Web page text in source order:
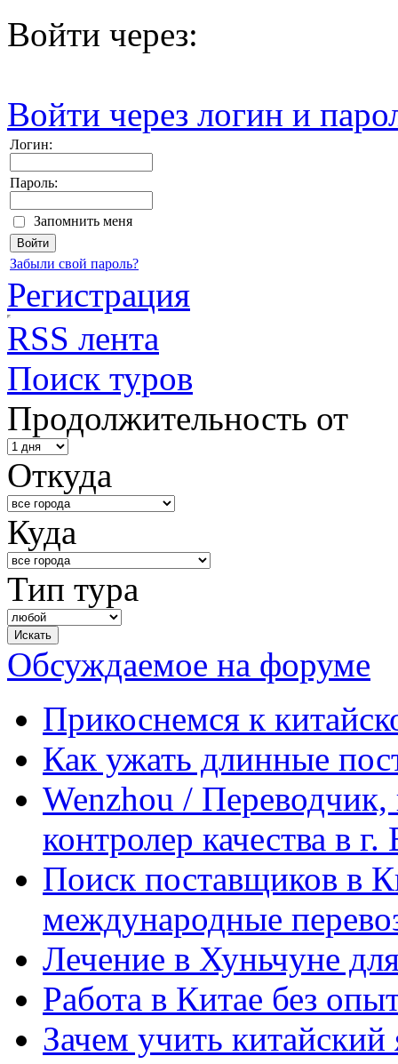
Войти через:
Войти через логин и
Логин:
Пароль:
Запомнить меня
Забыли свой пароль?
Регистрация
RSS лента
Поиск туров
Продолжительность от
Откуда
Куда
Тип тура
Обсуждаемое на форуме
Прикоснемся к
Как ужать длинные
Wenzhou / Переводчик,
контролер качества в
Поиск поставщиков в
международные
Лечение в Хуньчуне
Работа в Китае без
Зачем учить